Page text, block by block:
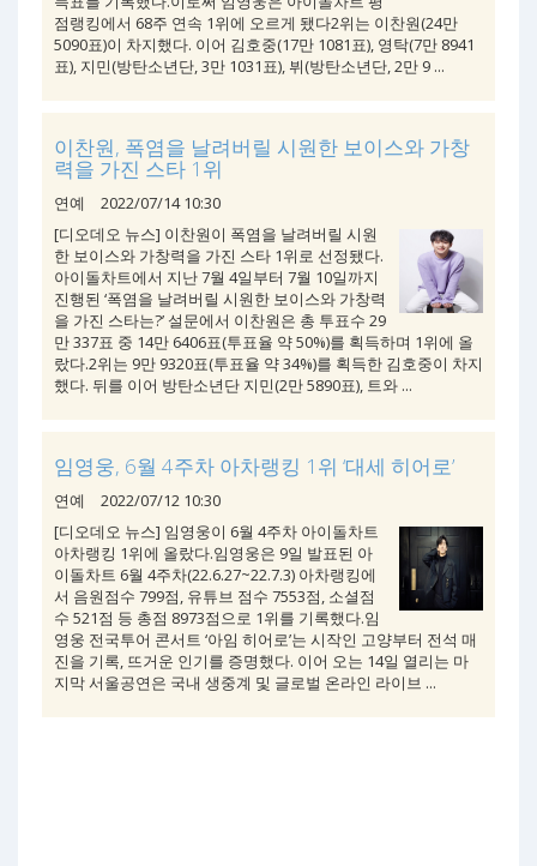
점랭킹에서 68주 연속 1위에 오르게 됐다2위는 이찬원(24만
5090표)이 차지했다. 이어 김호중(17만 1081표), 영탁(7만 8941
표), 지민(방탄소년단, 3만 1031표), 뷔(방탄소년단, 2만 9 ...
이찬원, 폭염을 날려버릴 시원한 보이스와 가창
력을 가진 스타 1위
연예
2022/07/14 10:30
[디오데오 뉴스] 이찬원이 폭염을 날려버릴 시원
한 보이스와 가창력을 가진 스타 1위로 선정됐다.
아이돌차트에서 지난 7월 4일부터 7월 10일까지
진행된 ‘폭염을 날려버릴 시원한 보이스와 가창력
을 가진 스타는?’ 설문에서 이찬원은 총 투표수 29
만 337표 중 14만 6406표(투표율 약 50%)를 획득하며 1위에 올
랐다.2위는 9만 9320표(투표율 약 34%)를 획득한 김호중이 차지
했다. 뒤를 이어 방탄소년단 지민(2만 5890표), 트와 ...
임영웅, 6월 4주차 아차랭킹 1위 ‘대세 히어로’
연예
2022/07/12 10:30
[디오데오 뉴스] 임영웅이 6월 4주차 아이돌차트
아차랭킹 1위에 올랐다.임영웅은 9일 발표된 아
이돌차트 6월 4주차(22.6.27~22.7.3) 아차랭킹에
서 음원점수 799점, 유튜브 점수 7553점, 소셜점
수 521점 등 총점 8973점으로 1위를 기록했다.임
영웅 전국투어 콘서트 ‘아임 히어로’는 시작인 고양부터 전석 매
진을 기록, 뜨거운 인기를 증명했다. 이어 오는 14일 열리는 마
지막 서울공연은 국내 생중계 및 글로벌 온라인 라이브 ...